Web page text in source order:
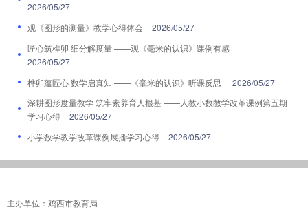
2026/05/27
观《图形的测量》教学心得体会
2026/05/27
匠心筑榫卯 细分解度量 ——观《毫米的认识》课例有感
2026/05/27
榫卯蕴匠心 数学启真知 ——《毫米的认识》听课反思
2026/05/27
深耕图形度量教学 筑牢素养育人根基 ——人教小数教学改革课例第五期
学习心得
2026/05/27
小学数学教学改革课例展播学习心得
2026/05/27
主办单位：鸡西市教育局